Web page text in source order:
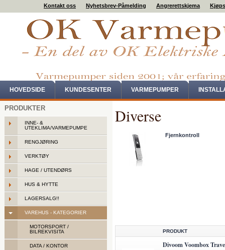
Kontakt oss Nyhetsbrev-Påmelding Angrerettskjema
HOVEDSIDE KUNDESENTER VARMEPUMPER
PRODUKTER
INNE- &
UTEKLIMA/VARMEPUMPE
RENGJØRING
VERKTØY
HAGE / UTENDØRS
HUS & HYTTE
LAGERSALG!!
VAREHUS - KATEGORIER
MOTORSPORT /
BILREKVISITA
DATA / KONTOR
Diverse
Fjernkontroll
PRODUKT
Divoom Voombox